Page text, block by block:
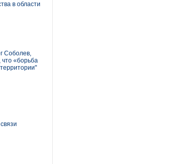
в области
Соболев,
«борьба